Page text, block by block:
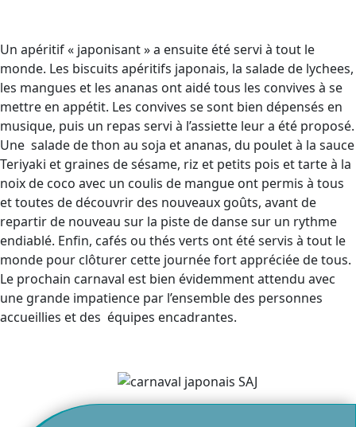
Un apéritif « japonisant » a ensuite été servi à tout le
monde. Les biscuits apéritifs japonais, la salade de lychees,
les mangues et les ananas ont aidé tous les convives à se
mettre en appétit. Les convives se sont bien dépensés en
musique, puis un repas servi à l’assiette leur a été proposé.
Une salade de thon au soja et ananas, du poulet à la sauce
Teriyaki et graines de sésame, riz et petits pois et tarte à la
noix de coco avec un coulis de mangue ont permis à tous
et toutes de découvrir des nouveaux goûts, avant de
repartir de nouveau sur la piste de danse sur un rythme
endiablé. Enfin, cafés ou thés verts ont été servis à tout le
monde pour clôturer cette journée fort appréciée de tous.
Le prochain carnaval est bien évidemment attendu avec
une grande impatience par l’ensemble des personnes
accueillies et des équipes encadrantes.